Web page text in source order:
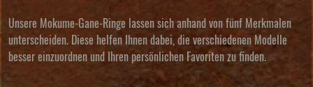
Unsere Mokume-Gane-Ringe lassen sich anhand von fünf Merkmalen
unterscheiden. Diese helfen Ihnen dabei, die verschiedenen Modelle
besser einzuordnen und Ihren persönlichen Favoriten zu finden.